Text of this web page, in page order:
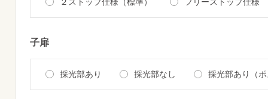
子扉
採光部あり 採光部なし 採光部あり（